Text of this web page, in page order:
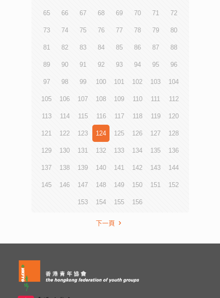
65 66 67 68 69 70 71 72
73 74 75 76 77 78 79 80
81 82 83 84 85 86 87 88
89 90 91 92 93 94 95 96
97 98 99 100 101 102 103 104
105 106 107 108 109 110 111 112
113 114 115 116 117 118 119 120
121 122 123 124 125 126 127 128
129 130 131 132 133 134 135 136
137 138 139 140 141 142 143 144
145 146 147 148 149 150 151 152
153 154 155 156
下一頁